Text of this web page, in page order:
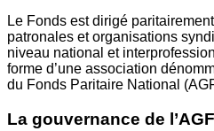
Le Fonds est dirigé
patronales et organisations
niveau national et
forme d’une association
du Fonds Paritaire National
La gouvernance de